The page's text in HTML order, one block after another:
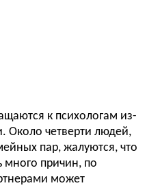
к психологам из-
Около четверти людей,
пар, жалуются, что
много причин, по
может